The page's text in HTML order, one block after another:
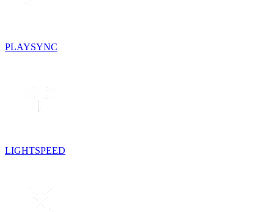
PLAYSYNC
LIGHTSPEED